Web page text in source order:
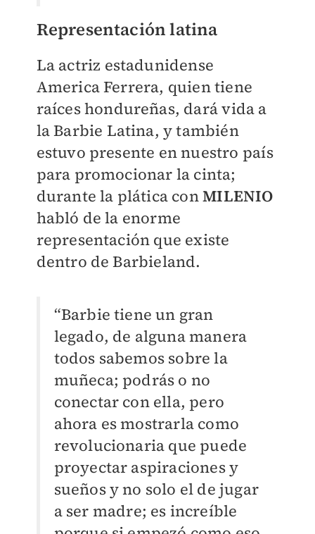
Representación latina
La actriz estadunidense
America Ferrera, quien tiene
raíces hondureñas, dará vida a
la Barbie Latina, y también
estuvo presente en nuestro país
para promocionar la cinta;
durante la plática conMILENIO
habló de la enorme
representación que existe
dentro de Barbieland.
“Barbie tiene un gran
legado, de alguna manera
todos sabemos sobre la
muñeca; podrás o no
conectar con ella, pero
ahora es mostrarla como
revolucionaria que puede
proyectar aspiraciones y
sueños y no solo el de jugar
a ser madre; es increíble